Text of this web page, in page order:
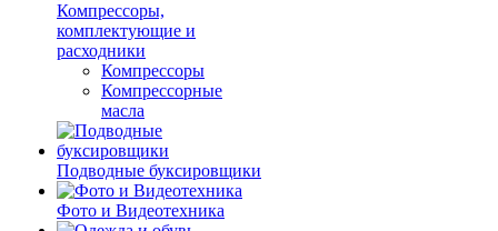
Компрессоры,
комплектующие и
расходники
Компрессоры
Компрессорные
масла
Подводные буксировщики
Фото и Видеотехника